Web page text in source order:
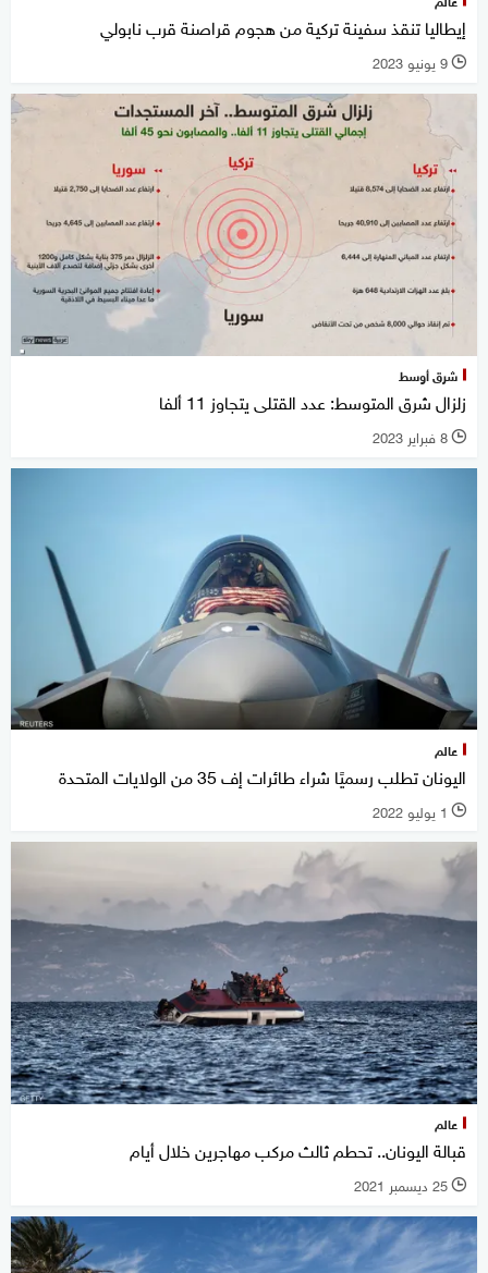
إيطاليا تنقذ سفينة تركية من هجوم قراصنة قرب نابولي
l 9 يونيو 2023
شرق أوسط
زلزال شرق المتوسط: عدد القتلى يتجاوز 11 ألفا
l 8 فبراير 2023
عالم
اليونان تطلب رسميًا شراء طائرات إف 35 من الولايات المتحدة
l 1 يوليو 2022
عالم
قبالة اليونان.. تحطم ثالث مركب مهاجرين خلال أيام
l 25 ديسمبر 2021